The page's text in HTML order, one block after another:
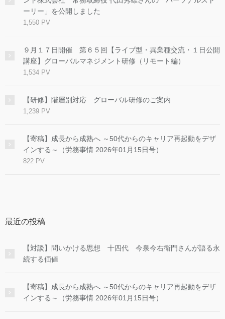
ーリー」を公開しました
1,550 PV
９月１７日開催 第６５回【ライブ型・異業種交流・１日公開
講座】グローバルマネジメント研修（リモート編）
1,534 PV
【研修】階層別対応 グローバル研修のご案内
1,239 PV
【寄稿】成長から成熟へ ～50代からのキャリア再起動をデザ
インする～（労務事情 2026年01月15日号）
822 PV
最近の投稿
【対談】問いかける思想 十四代 今泉今右衛門さんが語る永
続する価値
【寄稿】成長から成熟へ ～50代からのキャリア再起動をデザ
インする～（労務事情 2026年01月15日号）